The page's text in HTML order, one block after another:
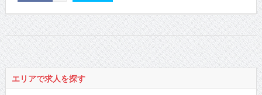
エリアで求人を探す